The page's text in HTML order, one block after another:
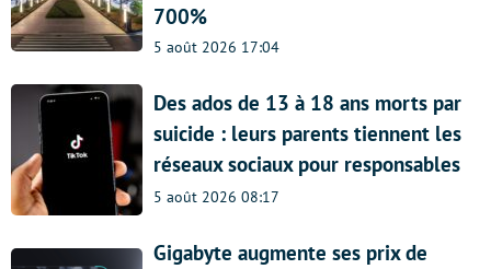
700%
5 août 2026 17:04
Des ados de 13 à 18 ans morts par
suicide : leurs parents tiennent les
réseaux sociaux pour responsables
5 août 2026 08:17
Gigabyte augmente ses prix de